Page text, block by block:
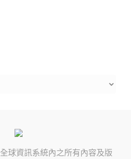
全球資訊系統內之所有內容及版